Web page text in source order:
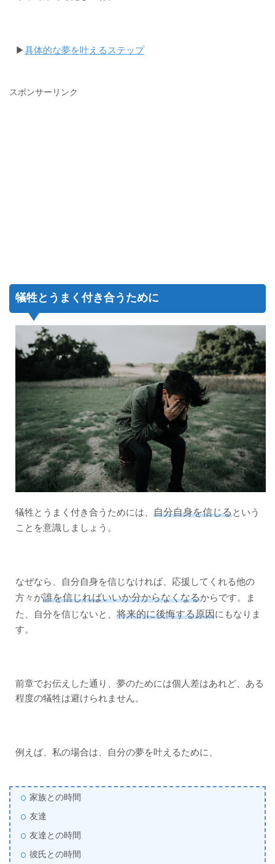
▶︎ 具体的な夢を叶えるステップ
スポンサーリンク
犠牲とうまく付き合うために
犠牲とうまく付き合うためには、 自分自身を信じるという
ことを意識しましょう。
なぜなら、自分自身を信じなければ、応援してくれる他の
方々が誰を信じればいいか分からなくなるからです。ま
た、自分を信じないと、 将来的に後悔する原因にもなりま
す。
前章でお伝えした通り、夢のためには個人差はあれど、ある
程度の犠牲は避けられません。
例えば、私の場合は、自分の夢を叶えるために、
家族との時間
友達
友達との時間
彼氏との時間